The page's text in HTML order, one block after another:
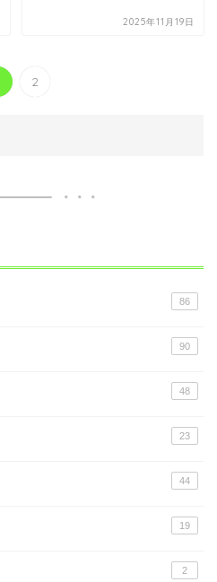
2025年11月19日
2
86
90
48
23
44
19
2